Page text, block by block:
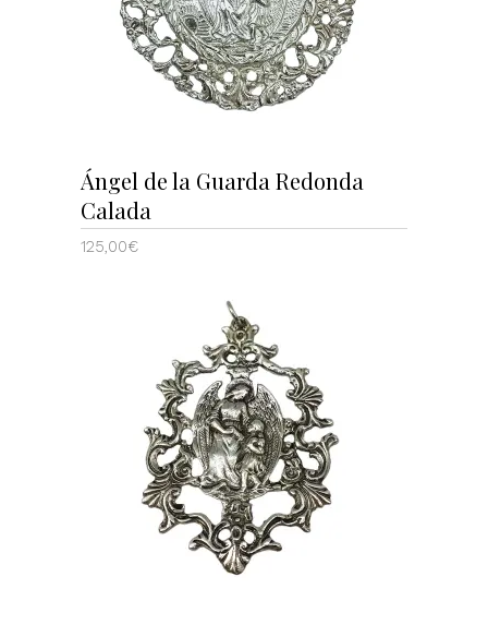
Ángel de la Guarda Redonda
Calada
125,00€
AÑADIR AL CARRITO